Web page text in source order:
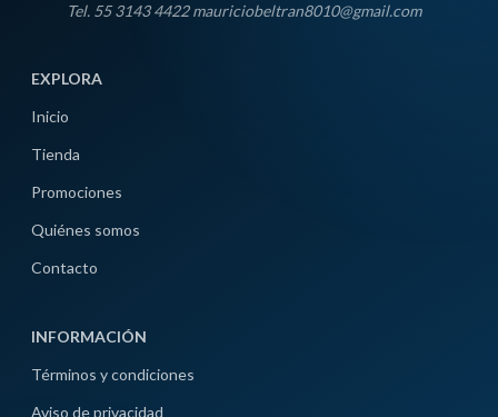
Tel. 55 3143 4422 mauriciobeltran8010@gmail.com
EXPLORA
Inicio
Tienda
Promociones
Quiénes somos
Contacto
INFORMACIÓN
Términos y condiciones
Aviso de privacidad